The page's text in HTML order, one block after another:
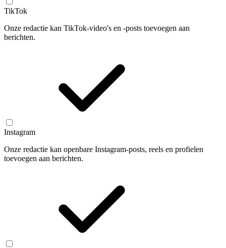
TikTok
Onze redactie kan TikTok-video's en -posts toevoegen aan
berichten.
Instagram
Onze redactie kan openbare Instagram-posts, reels en profielen
toevoegen aan berichten.